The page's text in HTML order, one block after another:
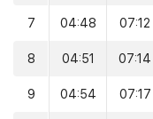
7 04:48 07:12
8 04:51 07:14
9 04:54 07:17